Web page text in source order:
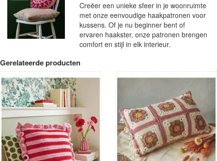
Creëer een unieke sfeer in je woonruimte
met onze eenvoudige haakpatronen voor
kussens. Of je nu beginner bent of
ervaren haakster, onze patronen brengen
comfort en stijl in elk interieur.
Gerelateerde producten